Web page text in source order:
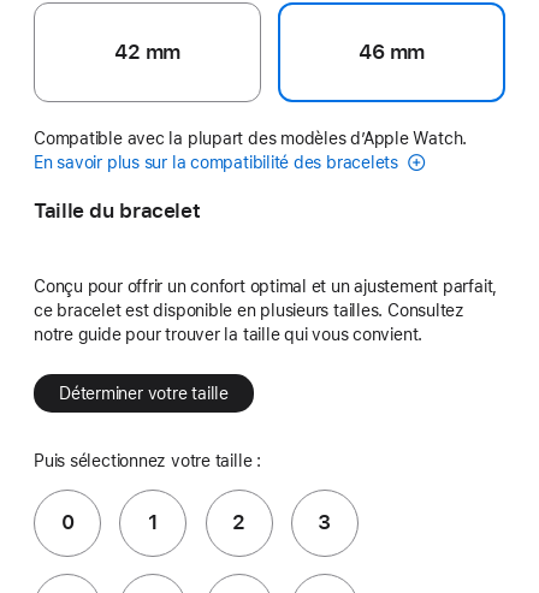
42 mm 46 mm
Compatible avec la plupart des modèles d’Apple Watch.
En savoir plus sur la compatibilité des bracelets
Taille du bracelet
Conçu pour offrir un confort optimal et un ajustement parfait,
ce bracelet est disponible en plusieurs tailles. Consultez
notre guide pour trouver la taille qui vous convient.
Déterminer votre taille
Puis sélectionnez votre taille :
0 1 2 3